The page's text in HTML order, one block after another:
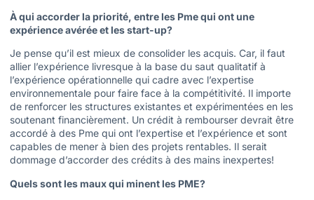
À qui accorder la priorité, entre les Pme qui ont une
expérience avérée et les start-up?
Je pense qu’il est mieux de consolider les acquis. Car, il faut
allier l’expérience livresque à la base du saut qualitatif à
l’expérience opérationnelle qui cadre avec l’expertise
environnementale pour faire face à la compétitivité. Il importe
de renforcer les structures existantes et expérimentées en les
soutenant financièrement. Un crédit à rembourser devrait être
accordé à des Pme qui ont l’expertise et l’expérience et sont
capables de mener à bien des projets rentables. Il serait
dommage d’accorder des crédits à des mains inexpertes!
Quels sont les maux qui minent les PME?